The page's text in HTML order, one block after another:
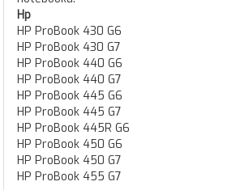
Hp
HP ProBook 430 G6
HP ProBook 430 G7
HP ProBook 440 G6
HP ProBook 440 G7
HP ProBook 445 G6
HP ProBook 445 G7
HP ProBook 445R G6
HP ProBook 450 G6
HP ProBook 450 G7
HP ProBook 455 G7